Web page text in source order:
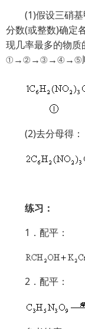
(1)假设三硝
分数(或整数)确定
现几率最多的物质
①→②→③→④→⑤顺
(2)去分母得：
练习：
1．配平：
2．配平：